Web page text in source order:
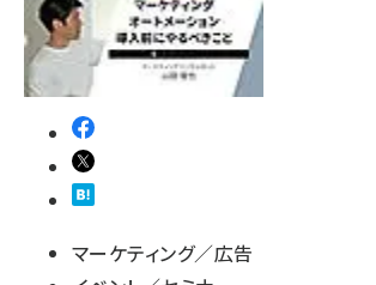
マーケティング／広告